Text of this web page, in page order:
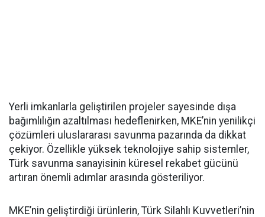
Yerli imkanlarla geliştirilen projeler sayesinde dışa
bağımlılığın azaltılması hedeflenirken, MKE’nin yenilikçi
çözümleri uluslararası savunma pazarında da dikkat
çekiyor. Özellikle yüksek teknolojiye sahip sistemler,
Türk savunma sanayisinin küresel rekabet gücünü
artıran önemli adımlar arasında gösteriliyor.
MKE’nin geliştirdiği ürünlerin, Türk Silahlı Kuvvetleri’nin